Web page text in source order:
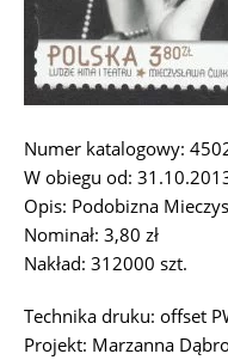
Numer katalogowy:
W obiegu od:
Opis: Podobizna
Nominał: 3,80 zł
Nakład: 312000 szt.
Technika druku: offset
Projekt: Marzanna